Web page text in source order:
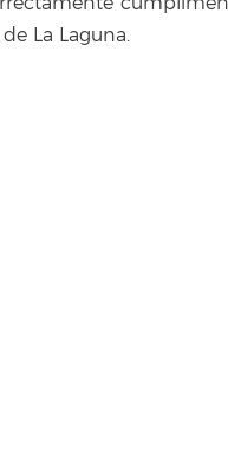
La Laguna.